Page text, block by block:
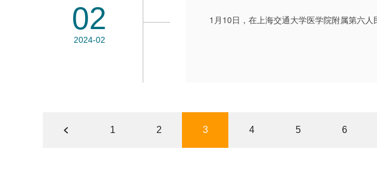
02
2024-02
1月10日，在上海交通大学医学院附属第六
 1 2 3 4 5 6